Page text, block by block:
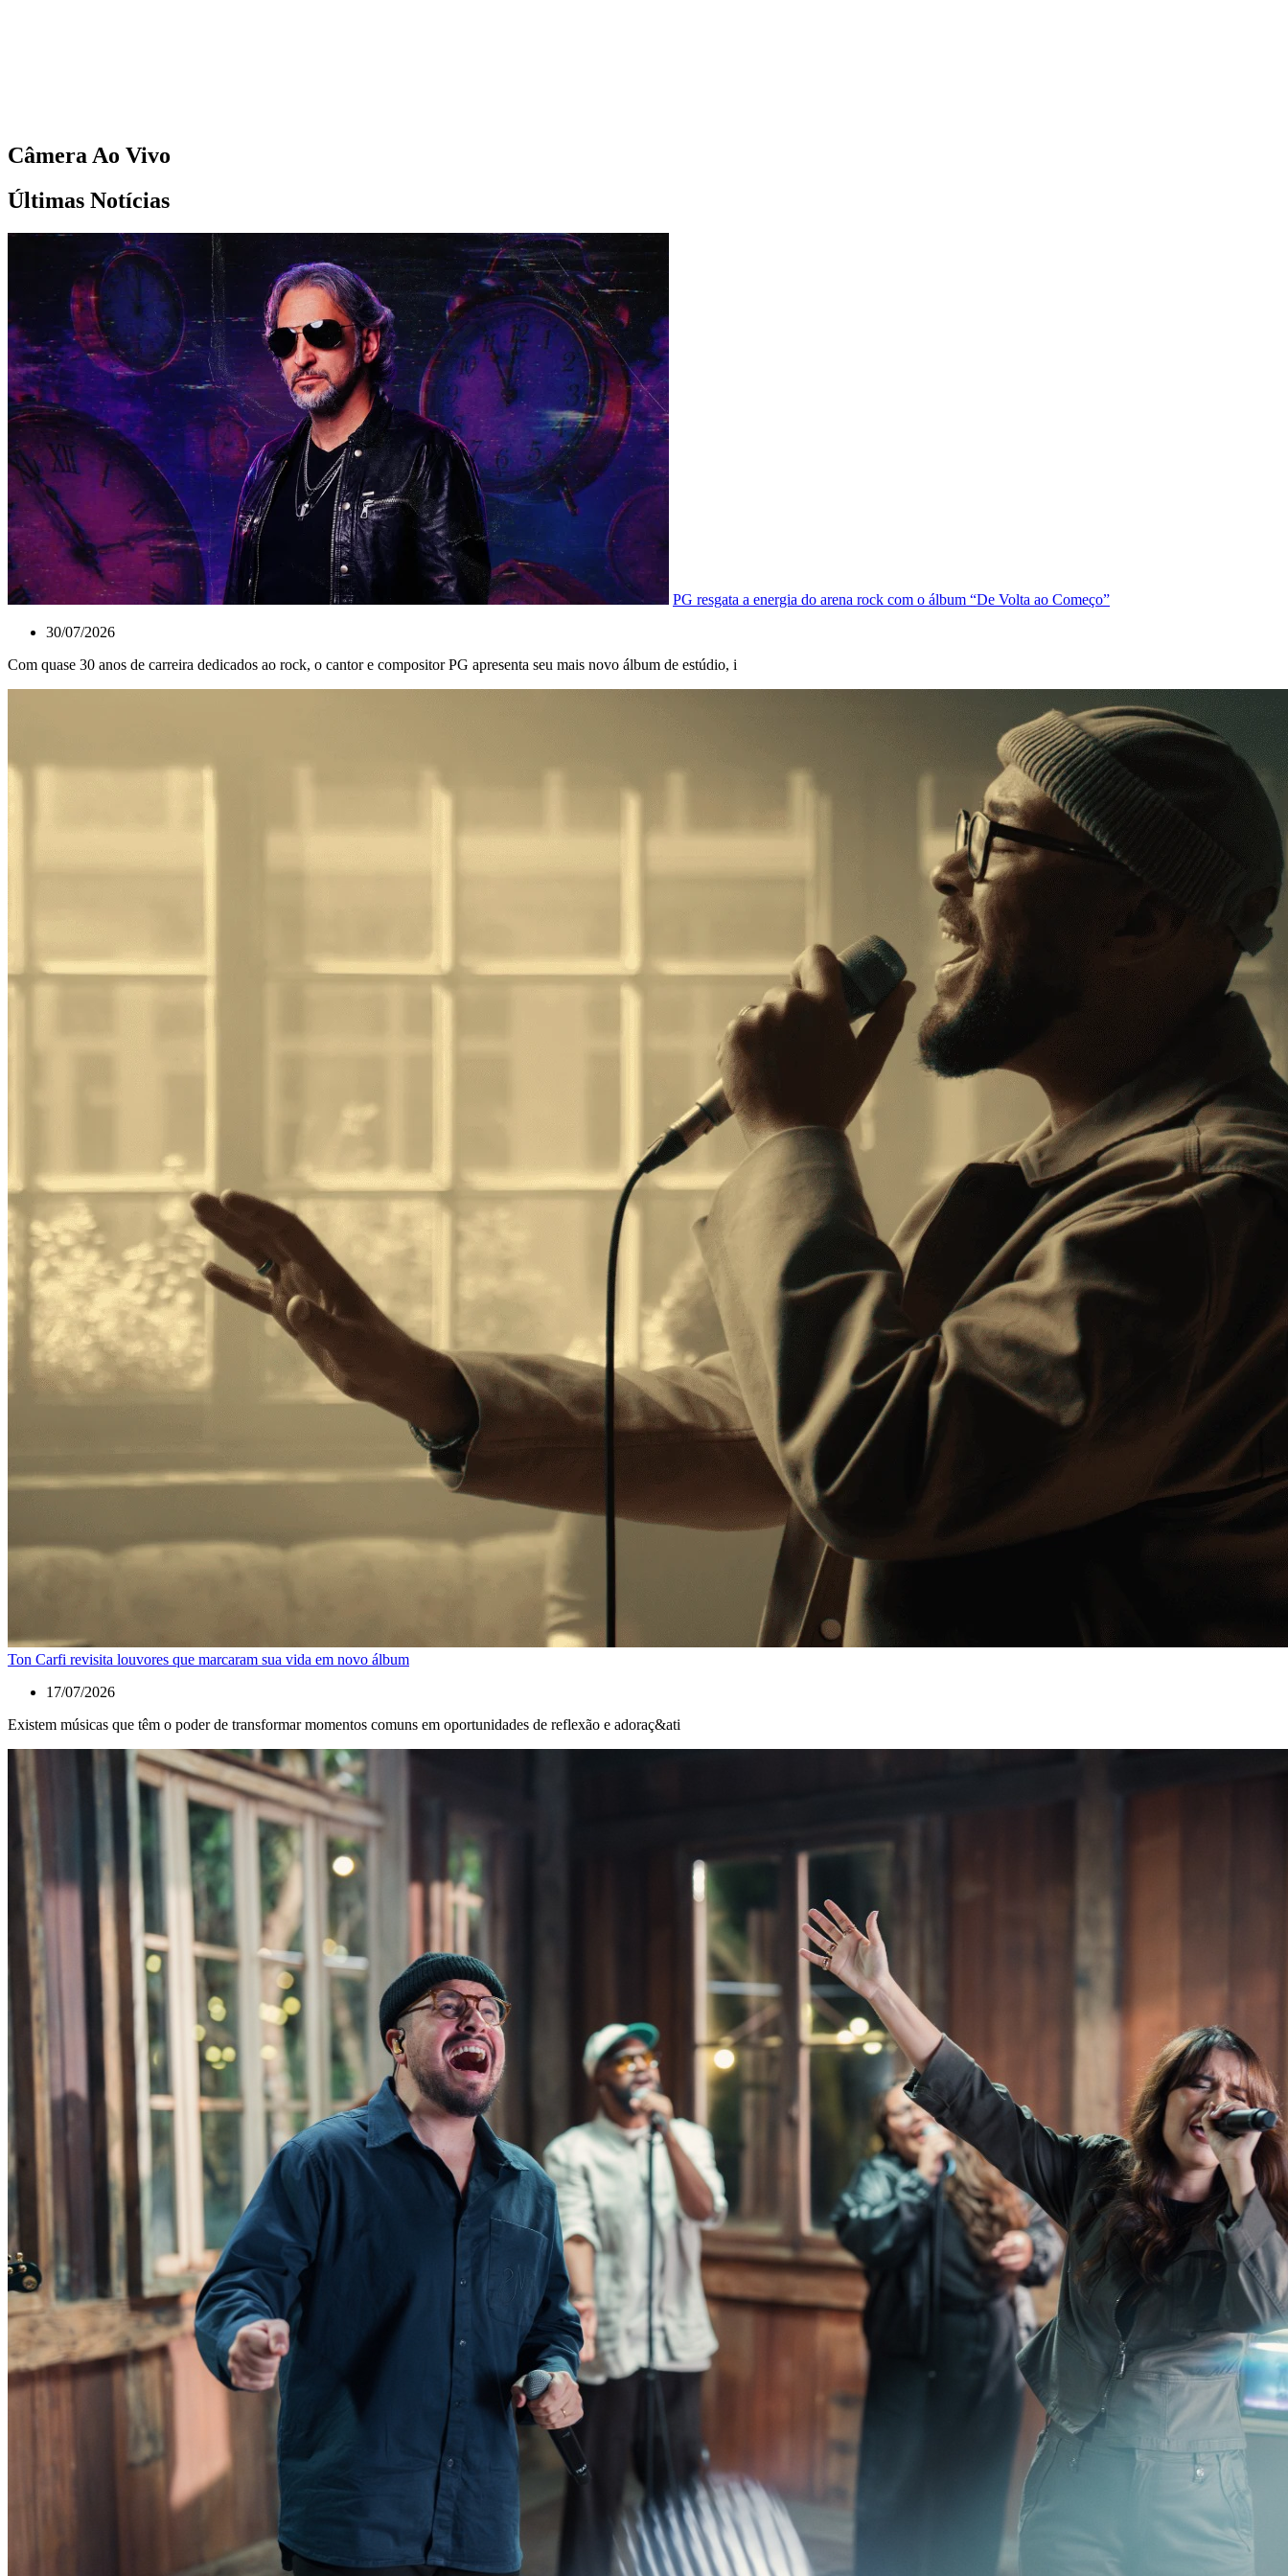
Câmera Ao Vivo
Últimas Notícias
PG resgata a energia do arena rock com o álbum “De Volta ao Começo”
30/07/2026
Com quase 30 anos de carreira dedicados ao rock, o cantor e compositor PG apresenta seu mais novo álbum de estúdio, i
Ton Carfi revisita louvores que marcaram sua vida em novo álbum
17/07/2026
Existem músicas que têm o poder de transformar momentos comuns em oportunidades de reflexão e adoraç&ati